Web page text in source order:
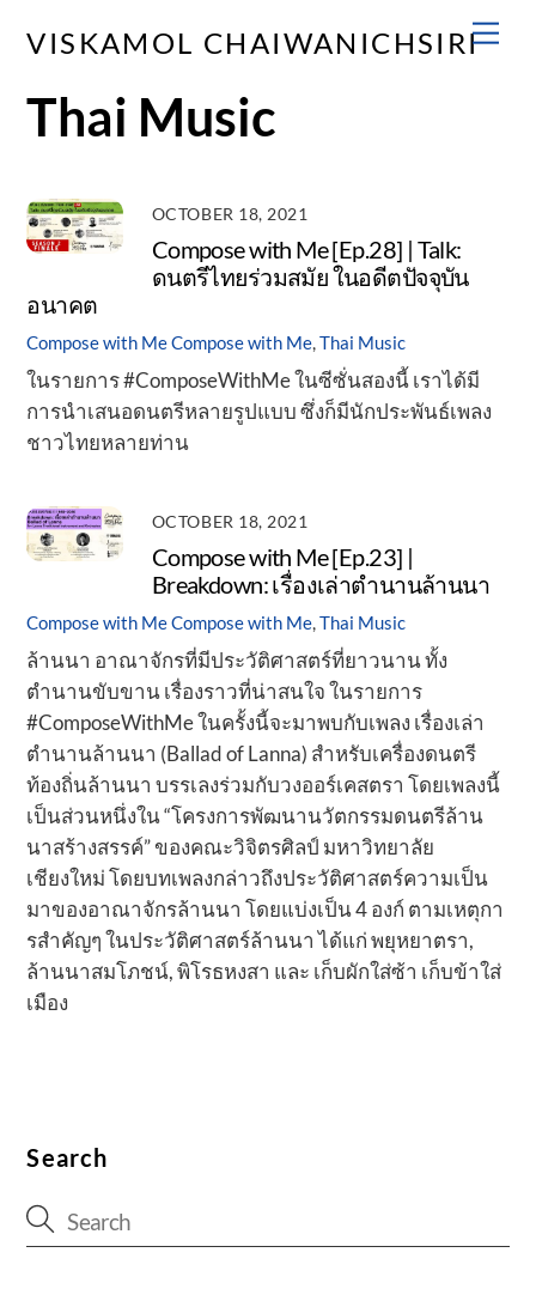
VISKAMOL CHAIWANICHSIRI
Thai Music
OCTOBER 18, 2021
Compose with Me [Ep.28] | Talk:
ดนตรีไทยร่วมสมัย ในอดีตปัจจุบัน
อนาคต
Compose with MeCompose with Me,Thai Music
ในรายการ #ComposeWithMe ในซีซั่นสองนี้ เราได้มี
การนำเสนอดนตรีหลายรูปแบบ ซึ่งก็มีนักประพันธ์เพลง
ชาวไทยหลายท่าน
OCTOBER 18, 2021
Compose with Me [Ep.23] |
Breakdown: เรื่องเล่าตำนานล้านนา
Compose with MeCompose with Me,Thai Music
ล้านนา อาณาจักรที่มีประวัติศาสตร์ที่ยาวนาน ทั้ง
ตำนานขับขาน เรื่องราวที่น่าสนใจ ในรายการ
#ComposeWithMe ในครั้งนี้จะมาพบกับเพลง เรื่องเล่า
ตำนานล้านนา (Ballad of Lanna) สำหรับเครื่องดนตรี
ท้องถิ่นล้านนา บรรเลงร่วมกับวงออร์เคสตรา โดยเพลงนี้
เป็นส่วนหนึ่งใน “โครงการพัฒนานวัตกรรมดนตรีล้าน
นาสร้างสรรค์” ของคณะวิจิตรศิลป์ มหาวิทยาลัย
เชียงใหม่ โดยบทเพลงกล่าวถึงประวัติศาสตร์ความเป็น
มาของอาณาจักรล้านนา โดยแบ่งเป็น 4 องก์ ตามเหตุกา
รสำคัญๆ ในประวัติศาสตร์ล้านนา ได้แก่ พยุหยาตรา,
ล้านนาสมโภชน์, พิโรธหงสา และ เก็บผักใส่ซ้า เก็บข้าใส่
เมือง
Search